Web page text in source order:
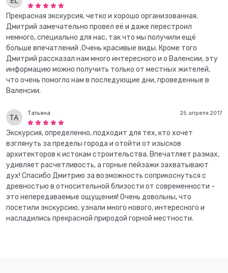
Прекрасная экскурсия, четко и хорошо организованная.
Дмитрий замечательно провел её и даже перестроил
немного, специально для нас, так что мы получили ещё
больше впечатлений .Очень красивые виды. Кроме того
Дмитрий рассказал нам много интересного и о Валенсии, эту
информацию можно получить только от местных жителей,
что очень помогло нам в последующие дни, проведенные в
Валенсии.
25 апреля 2017
Татьяна
Экскурсия, определенно, подходит для тех, кто хочет
взглянуть за пределы города и отойти от изысков
архитекторов к истокам строительства. Впечатляет размах,
удивляет расчетливость, а горные пейзажи захватывают
дух! Спасибо Дмитрию за возможность соприкоснуться с
древностью в относительной близости от современности -
это непередаваемые ощущения! Очень довольны, что
посетили экскурсию, узнали много нового, интересного и
насладились прекрасной природой горной местности.